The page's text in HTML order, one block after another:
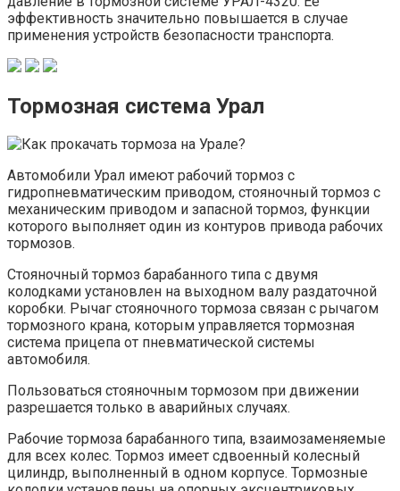
эффективность значительно повышается в случае
применения устройств безопасности транспорта.
Тормозная система Урал
Автомобили Урал имеют рабочий тормоз с
гидропневматическим приводом, стояночный тормоз с
механическим приводом и запасной тормоз, функции
которого выполняет один из контуров привода рабочих
тормозов.
Стояночный тормоз барабанного типа с двумя
колодками установлен на выходном валу раздаточной
коробки. Рычаг стояночного тормоза связан с рычагом
тормозного крана, которым управляется тормозная
система прицепа от пневматической системы
автомобиля.
Пользоваться стояночным тормозом при движении
разрешается только в аварийных случаях.
Рабочие тормоза барабанного типа, взаимозаменяемые
для всех колес. Тормоз имеет сдвоенный колесный
цилиндр, выполненный в одном корпусе. Тормозные